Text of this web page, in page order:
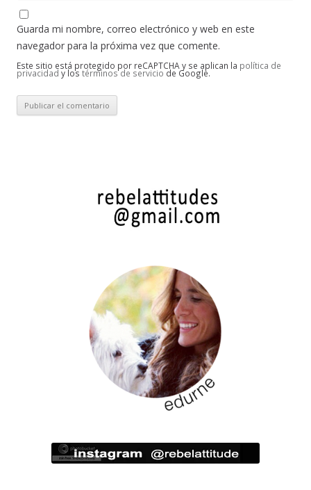
Guarda mi nombre, correo electrónico y web en este
navegador para la próxima vez que comente.
Este sitio está protegido por reCAPTCHA y se aplican la política de
privacidad y los términos de servicio de Google.